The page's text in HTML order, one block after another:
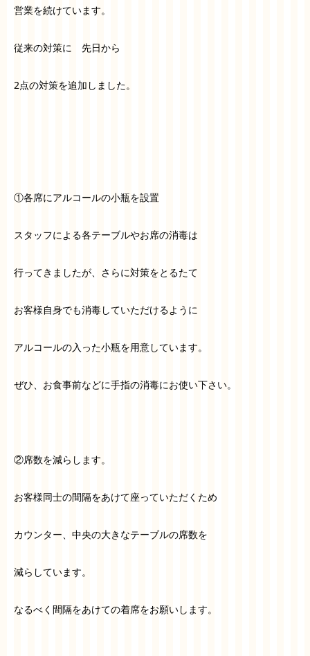
営業を続けています。
従来の対策に 先日から
2点の対策を追加しました。
①各席にアルコールの小瓶を設置
スタッフによる各テーブルやお席の消毒は
行ってきましたが、さらに対策をとるたて
お客様自身でも消毒していただけるように
アルコールの入った小瓶を用意しています。
ぜひ、お食事前などに手指の消毒にお使い下さい。
②席数を減らします。
お客様同士の間隔をあけて座っていただくため
カウンター、中央の大きなテーブルの席数を
減らしています。
なるべく間隔をあけての着席をお願いします。